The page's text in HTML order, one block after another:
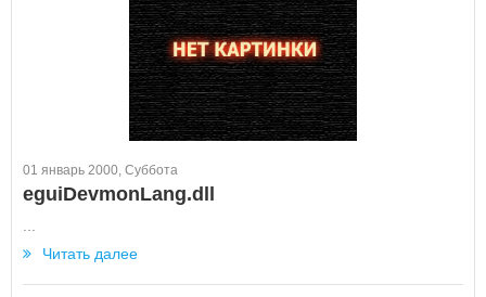
01 январь 2000, Суббота
eguiDevmonLang.dll
Читать далее